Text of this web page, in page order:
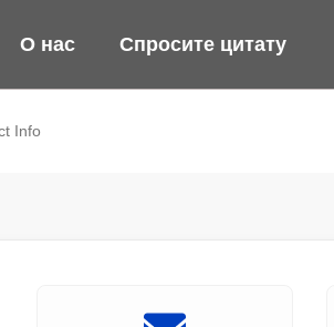
О нас Спросите цитату
Info